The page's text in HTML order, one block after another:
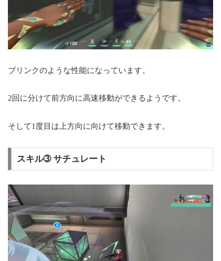
ブリンクのような性能になっています。
2回に分けて前方向に高速移動ができるようです。
そして1度目は上方向に向けて移動できます。
スキル➂ サチュレート